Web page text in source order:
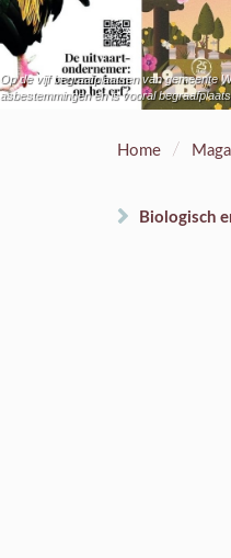
Op de vijf begraafplaatsen van gemeente
asbestemmingen en is vooral
Home /
Biologisch